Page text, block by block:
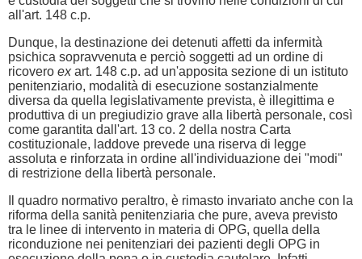
all'art. 148 c.p.
Dunque, la destinazione dei detenuti affetti da infermità
psichica sopravvenuta e perciò soggetti ad un ordine di
ricovero exart. 148 c.p. ad un'apposita sezione di un istituto
penitenziario, modalità di esecuzione sostanzialmente
diversa da quella legislativamente prevista, è illegittima e
produttiva di un pregiudizio grave alla libertà personale, così
come garantita dall'art. 13 co. 2 della nostra Carta
costituzionale, laddove prevede una riserva di legge
assoluta e rinforzata in ordine all'individuazione dei "modi"
di restrizione della libertà personale.
Il quadro normativo peraltro, è rimasto invariato anche con la
riforma della sanità penitenziaria che pure, aveva previsto
tra le linee di intervento in materia di OPG, quella della
riconduzione nei penitenziari dei pazienti degli OPG in